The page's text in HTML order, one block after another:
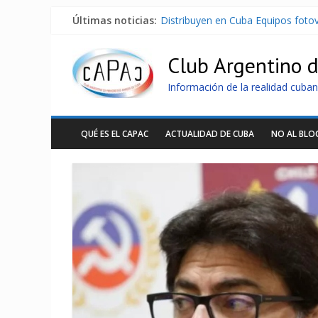
Últimas noticias: Distribuyen en Cuba Equipos
Nuevas sanciones de EEUU
Brutal represión contra los que
Club Argentino
Información de la realidad
QUÉ ES EL CAPAC ACTUALIDAD DE CUBA NO AL